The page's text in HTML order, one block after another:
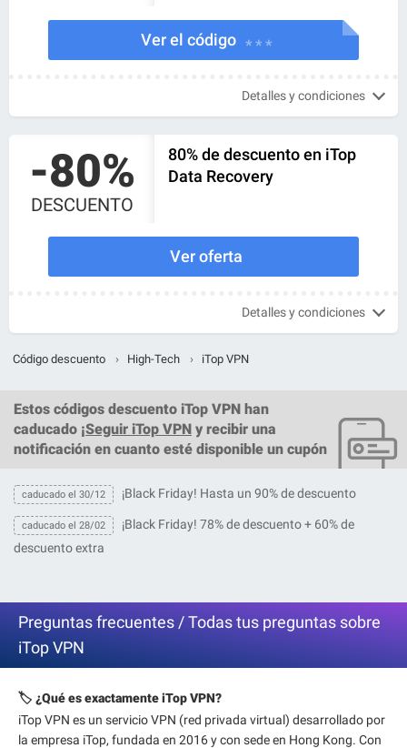
Ver el código * * *
Detalles y condiciones
-80%
DESCUENTO
80% de descuento en iTop
Data Recovery
Ver oferta
Detalles y condiciones
Código descuento › High-Tech › iTop VPN
Estos códigos descuento iTop VPN han
caducado ¡Seguir iTop VPN y recibir una
notificación en cuanto esté disponible un cupón
caducado el 30/12 ¡Black Friday! Hasta un 90% de descuento
caducado el 28/02
¡Black Friday! 78% de descuento + 60% de
descuento extra
Preguntas frecuentes / Todas tus preguntas sobre
iTop VPN
🏷️ ¿Qué es exactamente iTop VPN?
iTop VPN es un servicio VPN (red privada virtual) desarrollado por
la empresa iTop, fundada en 2016 y con sede en Hong Kong. Con